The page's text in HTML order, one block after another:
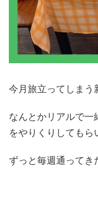
今月旅立ってしまう
なんとかリアルで一
をやりくりしてもら
ずっと毎週通ってき